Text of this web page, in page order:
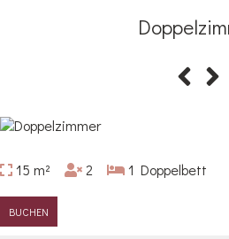
15 m² 2 1 Doppelbett
BUCHEN